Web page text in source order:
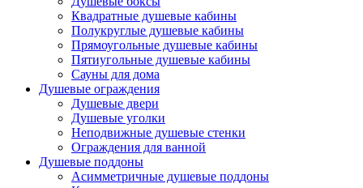
Квадратные душевые кабины
Полукруглые душевые кабины
Прямоугольные душевые кабины
Пятиугольные душевые кабины
Сауны для дома
Душевые ограждения
Душевые двери
Душевые уголки
Неподвижные душевые стенки
Ограждения для ванной
Душевые поддоны
Асимметричные душевые поддоны